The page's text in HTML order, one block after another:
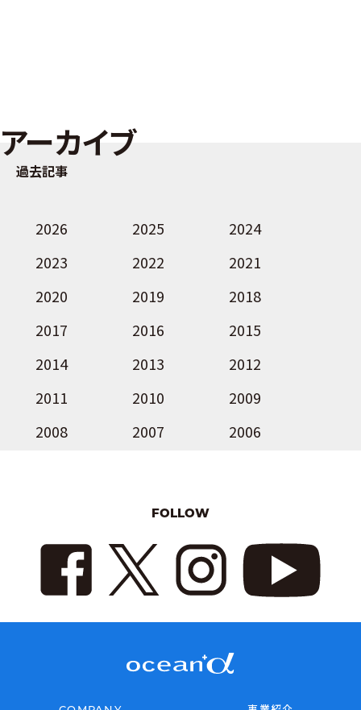
アーカイブ
過去記事
2026 2025
2024
2023
2022
2021
2020
2019
2018
2017
2016
2015
2014
2013
2012
2011
2010
2009
2008
2007 2006
FOLLOW